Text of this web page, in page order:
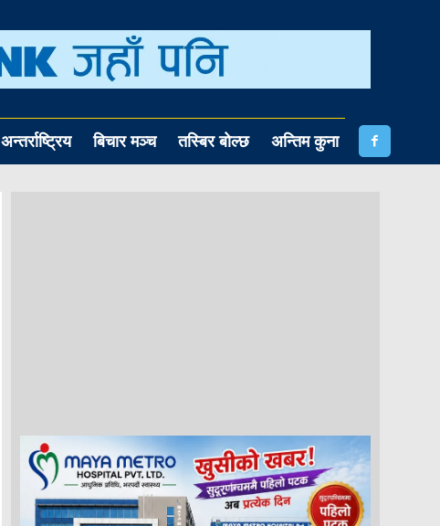
अन्तर्राष्ट्रिय बिचार मञ्च तस्बिर बोल्छ अन्तिम कुना